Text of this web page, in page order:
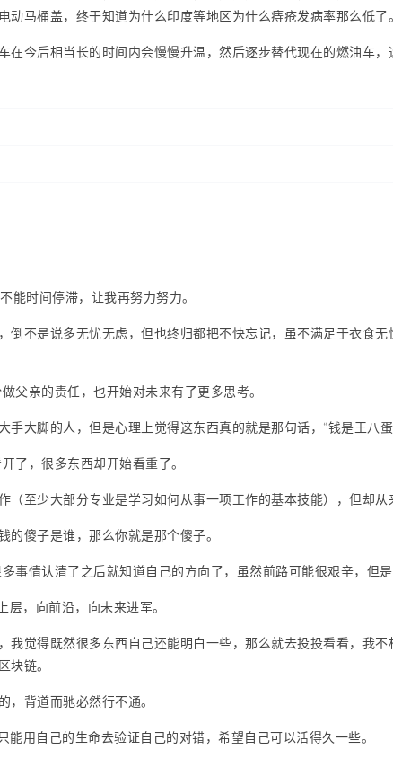
马桶盖，终于知道为什么印度等地区为什么痔疮发病率那么低了。
今后相当长的时间内会慢慢升温，然后逐步替代现在的燃油车，
能时间停滞，让我再努力努力。
倒不是说多无忧无虑，但也终归都把不快忘记，虽不满足于衣食
父亲的责任，也开始对未来有了更多思考。
大脚的人，但是心理上觉得这东西真的就是那句话，“钱是王八蛋
了，很多东西却开始看重了。
至少大部分专业是学习如何从事一项工作的基本技能），但却从
傻子是谁，那么你就是那个傻子。
事情认清了之后就知道自己的方向了，虽然前路可能很艰辛，但是
，向前沿，向未来进军。
觉得既然很多东西自己还能明白一些，那么就去投投看看，我不
块链。
，背道而驰必然行不通。
用自己的生命去验证自己的对错，希望自己可以活得久一些。